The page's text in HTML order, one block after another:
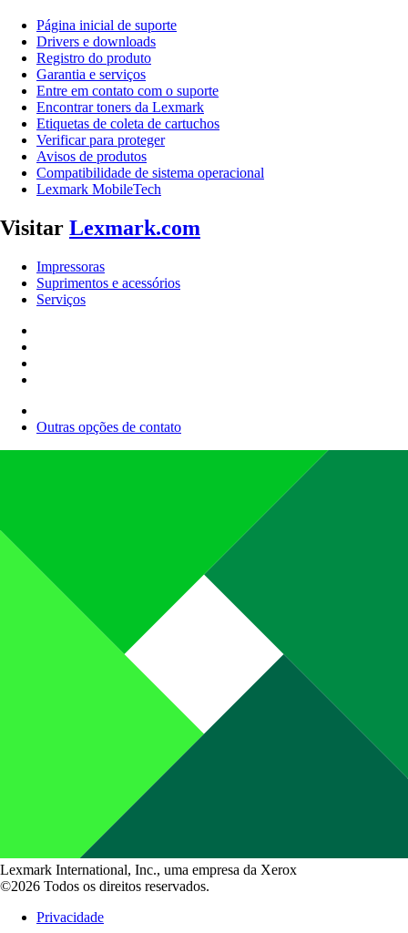
Página inicial de suporte
Drivers e downloads
Registro do produto
Garantia e serviços
Entre em contato com o suporte
Encontrar toners da Lexmark
Etiquetas de coleta de cartuchos
Verificar para proteger
Avisos de produtos
Compatibilidade de sistema operacional
Lexmark MobileTech
Visitar Lexmark.com
Impressoras
Suprimentos e acessórios
Serviços
Outras opções de contato
Lexmark International, Inc., uma empresa da Xerox
©2026 Todos os direitos reservados.
Privacidade